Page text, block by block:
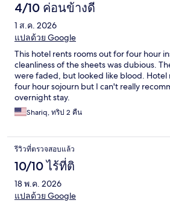
4/10 ค่อนข้างดี
1 ส.ค. 2026
แปลด้วย Google
This hotel rents rooms out for four hour
cleanliness of the sheets was dubious.
were faded, but looked like blood.
four hour sojourn but I can't really
overnight stay.
Shariq, ทริป 2 คืน
รีวิวที่ตรวจสอบแล้ว
10/10 ไร้ที่ติ
18 พ.ค. 2026
แปลด้วย Google